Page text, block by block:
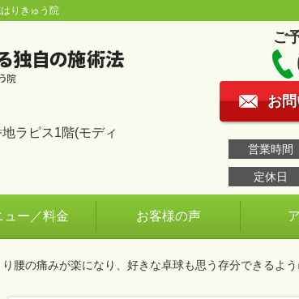
りきゅう院
ラピス1階(モディ
ご
お
営業時間
定休日
ュー／料金 お客様の声
腰の痛みが楽になり、好きな卓球も思う存分できるよう